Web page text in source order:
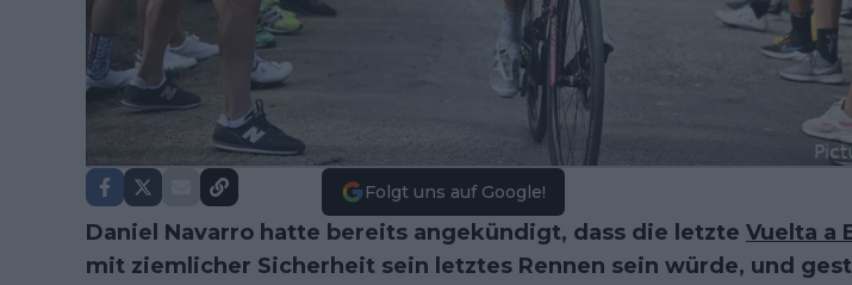
Folgt uns auf Google!
Daniel Navarro hatte bereits angekündigt, dass die letzte Vuelta a
mit ziemlicher Sicherheit sein letztes Rennen sein würde, und